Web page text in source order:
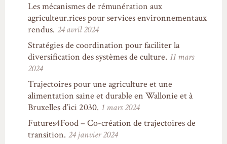
Les mécanismes de rémunération aux
agriculteur.rices pour services environnementaux
rendus. 24 avril 2024
Stratégies de coordination pour faciliter la
diversification des systèmes de culture. 11 mars
2024
Trajectoires pour une agriculture et une
alimentation saine et durable en Wallonie et à
Bruxelles d’ici 2030. 1 mars 2024
Futures4Food – Co-création de trajectoires de
transition. 24 janvier 2024